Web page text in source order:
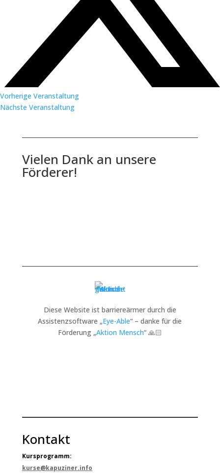
Vorherige Veranstaltung
Nächste Veranstaltung
Vielen Dank an unsere
Förderer!
Diese Website ist barriereärmer durch die
Assistenzsoftware „Eye-Able“ – danke für die
Förderung „Aktion Mensch“ 🙏🏻
Kontakt
Kursprogramm:
kurse@kapuziner.info